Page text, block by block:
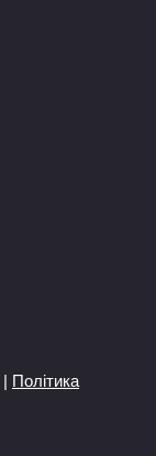
| Політика